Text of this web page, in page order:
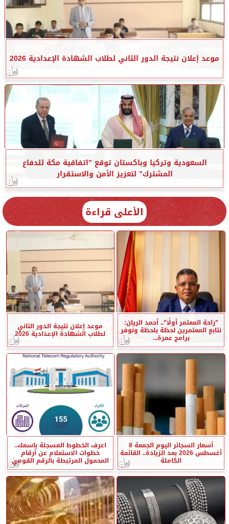
موعد إعلان نتيجة الدور الثاني لطلاب الشهادة الإعدادية 2026
السعودية وتركيا وباكستان توقع ”اتفاقية مكة للدفاع
المشترك” لتعزيز الأمن والاستقرار
الأعلى قراءة
”راحة المعتمر أولًا”.. أحمد الريان:
نتابع المعتمرين لحظة بلحظة ونوفر
برامج عمرة...
موعد إعلان نتيجة الدور الثاني
لطلاب الشهادة الإعدادية 2026
أسعار السجائر اليوم الجمعة 8
أغسطس 2026 بعد الزيادة.. القائمة
الكاملة
اعرف الخطوط المسجلة باسمك..
خطوات الاستعلام عن أرقام
المحمول المرتبطة بالرقم القومي